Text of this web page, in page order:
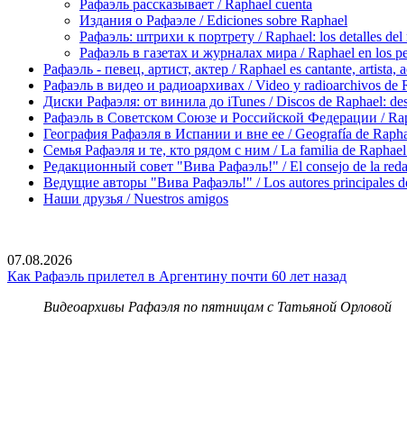
Рафаэль рассказывает / Raphael cuenta
Издания о Рафаэле / Ediciones sobre Raphael
Рафаэль: штрихи к портрету / Raphael: los detalles del
Рафаэль в газетах и журналах мира / Raphael en los
Рафаэль - певец, артист, актер / Raphael es cantante, artista,
Рафаэль в видео и радиоархивах / Video y radioarchivos de
Диски Рафаэля: от винила до iTunes / Discos de Raphael:
Рафаэль в Советском Союзе и Российской Федерации /
География Рафаэля в Испании и вне ее / Geografía de
Семья Рафаэля и те, кто рядом с ним / La familia de
Редакционный совет "Вива Рафаэль!" / El consejo de la
Ведущие авторы "Вива Рафаэль!" / Los autores principales
Наши друзья / Nuestros amigos
07.08.2026
Как Рафаэль прилетел в Аргентину почти 60 лет назад
Видеоархивы Рафаэля по пятницам с Татьяной Орловой